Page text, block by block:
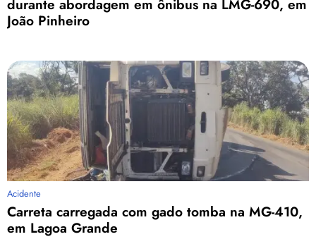
durante abordagem em ônibus na LMG-690, em
João Pinheiro
Acidente
Carreta carregada com gado tomba na MG-410,
em Lagoa Grande